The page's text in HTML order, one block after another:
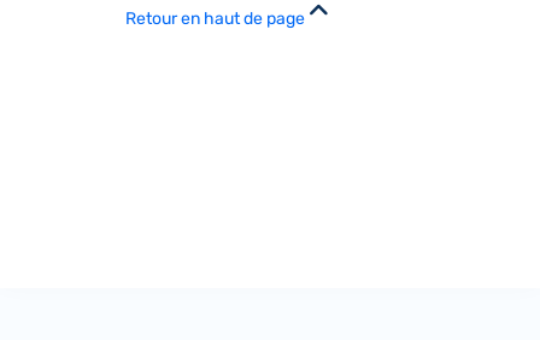
Retour en haut de page